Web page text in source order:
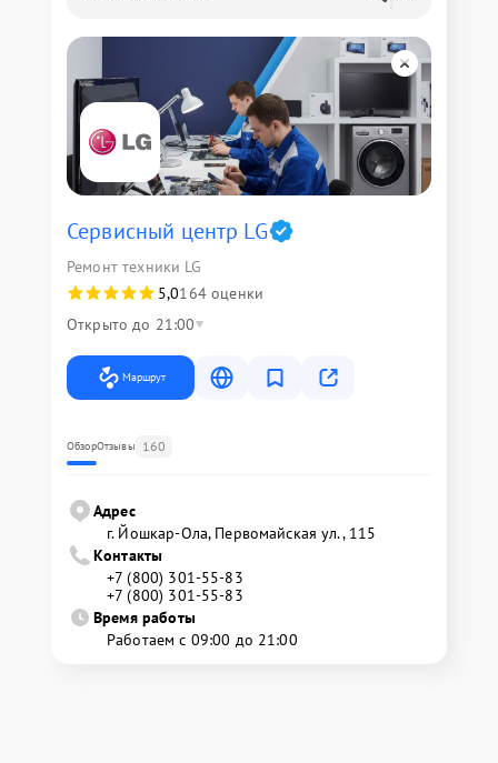
Сервисный центр LG
Ремонт техники LG
5,0164 оценки
Открыто до 21:00
Маршрут
ОбзорОтзывы 160
Адрес
г. Йошкар-Ола, Первомайская ул., 115
Контакты
+7 (800) 301-55-83
+7 (800) 301-55-83
Время работы
Работаем с 09:00 до 21:00